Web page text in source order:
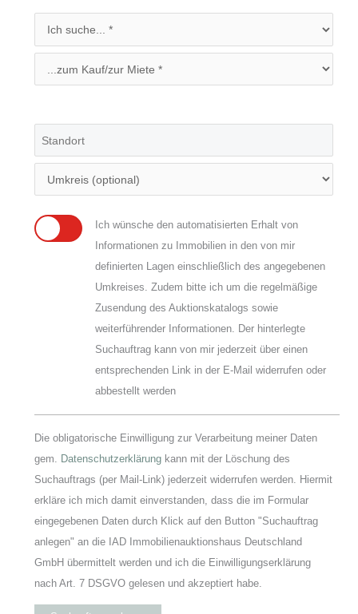
Ich wünsche den automatisierten Erhalt von
Informationen zu Immobilien in den von mir
definierten Lagen einschließlich des angegebenen
Umkreises. Zudem bitte ich um die regelmäßige
Zusendung des Auktionskatalogs sowie
weiterführender Informationen. Der hinterlegte
Suchauftrag kann von mir jederzeit über einen
entsprechenden Link in der E-Mail widerrufen oder
abbestellt werden
Die obligatorische Einwilligung zur Verarbeitung meiner Daten
gem. Datenschutzerklärung kann mit der Löschung des
Suchauftrags (per Mail-Link) jederzeit widerrufen werden. Hiermit
erkläre ich mich damit einverstanden, dass die im Formular
eingegebenen Daten durch Klick auf den Button "Suchauftrag
anlegen" an die IAD Immobilienauktionshaus Deutschland
GmbH übermittelt werden und ich die Einwilligungserklärung
nach Art. 7 DSGVO gelesen und akzeptiert habe.